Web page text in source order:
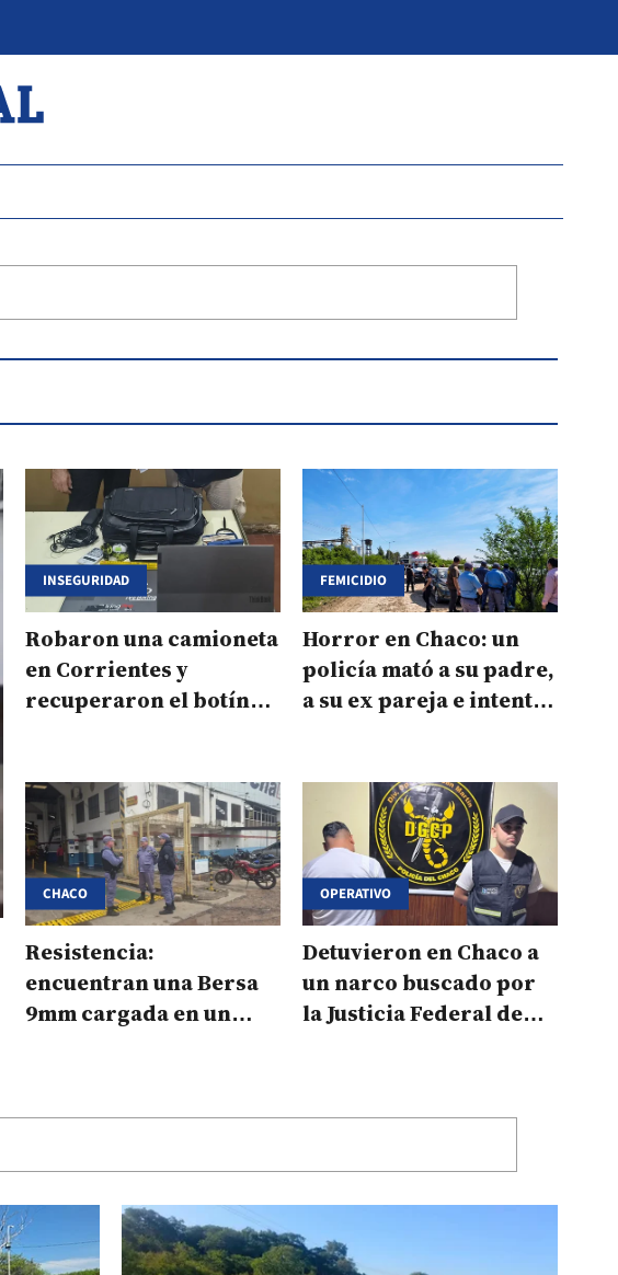
INSEGURIDAD
Robaron una camioneta
en Corrientes y
recuperaron el botín
FEMICIDIO
Horror en Chaco: un
policía mató a su padre,
a su ex pareja e intentó
CHACO
Resistencia:
encuentran una Bersa
9mm cargada en un
OPERATIVO
Detuvieron en Chaco a
un narco buscado por
la Justicia Federal de